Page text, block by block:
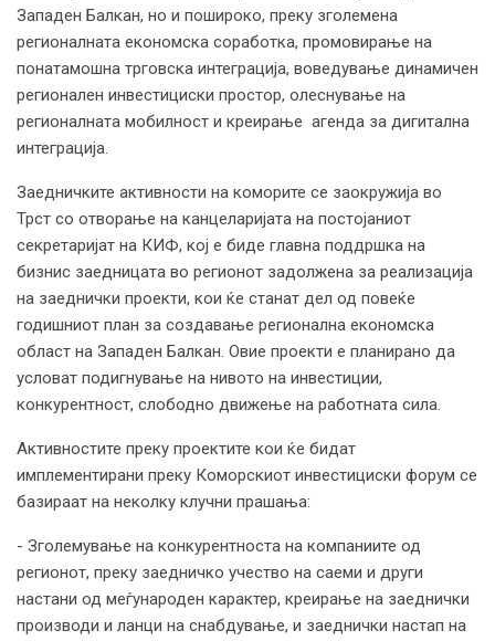
Западен Балкан, но и пошироко, преку зголемена
регионалната економска соработка, промовирање на
понатамошна трговска интеграција, воведување динамичен
регионален инвестициски простор, олеснување на
регионалната мобилност и креирање агенда за дигитална
интеграција.
Заедничките активности на коморите се заокружија во
Трст со отворање на канцеларијата на постојаниот
секретаријат на КИФ, кој е биде главна поддршка на
бизнис заедницата во регионот задолжена за реализација
на заеднички проекти, кои ќе станат дел од повеќе
годишниот план за создавање регионална економска
област на Западен Балкан. Овие проекти е планирано да
условат подигнување на нивото на инвестиции,
конкурентност, слободно движење на работната сила.
Активностите преку проектите кои ќе бидат
имплементирани преку Коморскиот инвестициски форум се
базираат на неколку клучни прашања:
- Зголемување на конкурентноста на компаниите од
регионот, преку заедничко учество на саеми и други
настани од меѓународен карактер, креирање на заеднички
производи и ланци на снабдување, и заеднички настап на